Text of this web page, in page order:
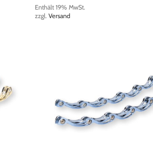
Graf Ultra G3075 t-blade Schlittschuh -
Red/Red Metallic
Graf G975 t-blade Schlittschuh -
Paar
Enthält 19% MwSt.
zzgl.Versand